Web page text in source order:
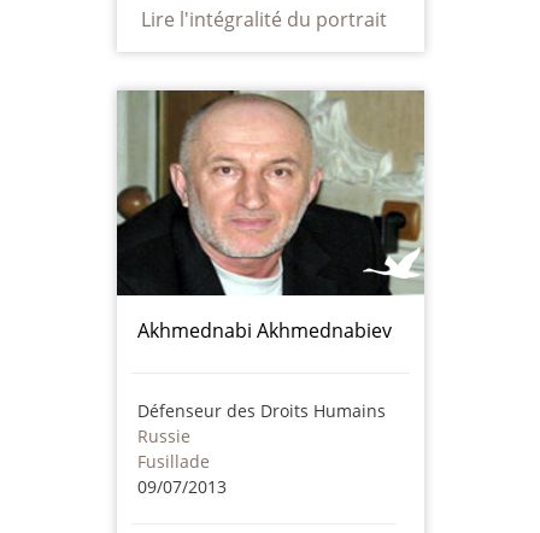
Lire l'intégralité du portrait
Akhmednabi Akhmednabiev
Défenseur des Droits Humains
Russie
Fusillade
09/07/2013